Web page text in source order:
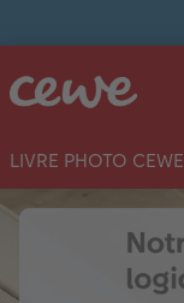
LIVRE PHOTO CEWE